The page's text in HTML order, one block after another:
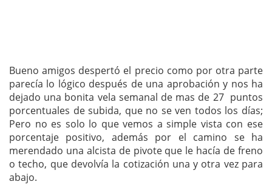
Bueno amigos despertó el precio como por otra parte
parecía lo lógico después de una aprobación y nos ha
dejado una bonita vela semanal de mas de 27 puntos
porcentuales de subida, que no se ven todos los días;
Pero no es solo lo que vemos a simple vista con ese
porcentaje positivo, además por el camino se ha
merendado una alcista de pivote que le hacía de freno
o techo, que devolvía la cotización una y otra vez para
abajo.